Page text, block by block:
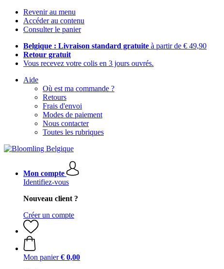
Revenir au menu
Accéder au contenu
Consulter le panier
Belgique : Livraison standard gratuite à partir de € 49,90
Retour gratuit
Vous recevez votre colis en 3 jours ouvrés.
Aide
Où est ma commande ?
Retours
Frais d'envoi
Modes de paiement
Nous contacter
Toutes les rubriques
Mon compte
Identifiez-vous
Nouveau client ?
Créer un compte
Mon panier € 0,00